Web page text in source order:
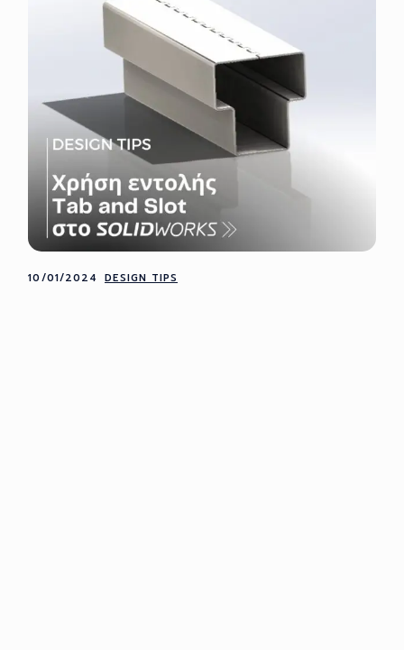
10/01/2024 DESIGN TIPS